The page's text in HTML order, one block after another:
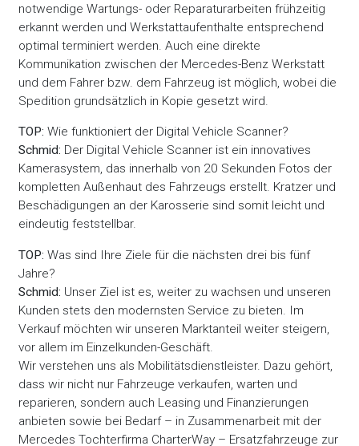
notwendige Wartungs- oder Reparaturarbeiten frühzeitig
erkannt werden und Werkstattaufenthalte entsprechend
optimal terminiert werden. Auch eine direkte
Kommunikation zwischen der Mercedes-Benz Werkstatt
und dem Fahrer bzw. dem Fahrzeug ist möglich, wobei die
Spedition grundsätzlich in Kopie gesetzt wird.
TOP: Wie funktioniert der Digital Vehicle Scanner?
Schmid: Der Digital Vehicle Scanner ist ein innovatives
Kamerasystem, das innerhalb von 20 Sekunden Fotos der
kompletten Außenhaut des Fahrzeugs erstellt. Kratzer und
Beschädigungen an der Karosserie sind somit leicht und
eindeutig feststellbar.
TOP: Was sind Ihre Ziele für die nächsten drei bis fünf
Jahre?
Schmid: Unser Ziel ist es, weiter zu wachsen und unseren
Kunden stets den modernsten Service zu bieten. Im
Verkauf möchten wir unseren Marktanteil weiter steigern,
vor allem im Einzelkunden-Geschäft.
Wir verstehen uns als Mobilitätsdienstleister. Dazu gehört,
dass wir nicht nur Fahrzeuge verkaufen, warten und
reparieren, sondern auch Leasing und Finanzierungen
anbieten sowie bei Bedarf – in Zusammenarbeit mit der
Mercedes Tochterfirma CharterWay – Ersatzfahrzeuge zur